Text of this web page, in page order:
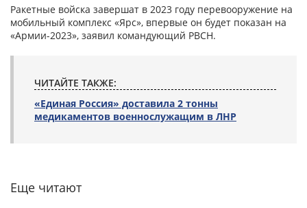
Ракетные войска завершат в 2023 году перевооружение на
мобильный комплекс «Ярс», впервые он будет показан на
«Армии-2023», заявил командующий РВСН.
ЧИТАЙТЕ ТАКЖЕ:
«Единая Россия» доставила 2 тонны
медикаментов военнослужащим в ЛНР
Еще читают